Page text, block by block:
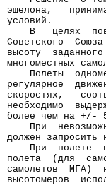
эшелона,
условий.
В   целях
Советского
высоту
многоместных
Полеты
регулярное
скоростях,
необходимо
более чем на +/-
При
должен запросить
При  полете
полета  (для
самолетов  МГА)
высотомеров